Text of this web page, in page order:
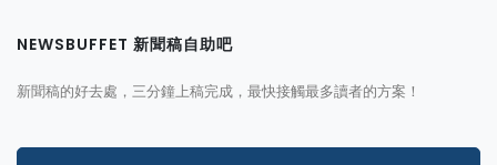
NEWSBUFFET 新聞稿自助吧
新聞稿的好去處，三分鐘上稿完成，最快接觸最多讀者的方案！